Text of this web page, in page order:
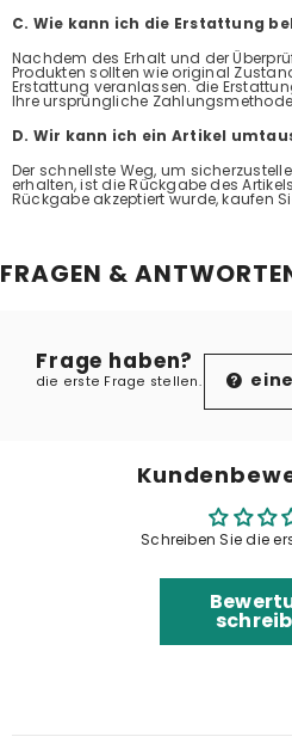
C. Wie kann ich die Erstattung
Nachdem des Erhalt und der
Produkten sollten wie original
Erstattung veranlassen. die
Ihre ursprüngliche
D. Wir kann ich ein Artikel
Der schnellste Weg, um
erhalten, ist die Rückgabe des
Rückgabe akzeptiert wurde, kaufen
FRAGEN &
Frage haben?
die erste Frage stellen.
Schreiben Sie die